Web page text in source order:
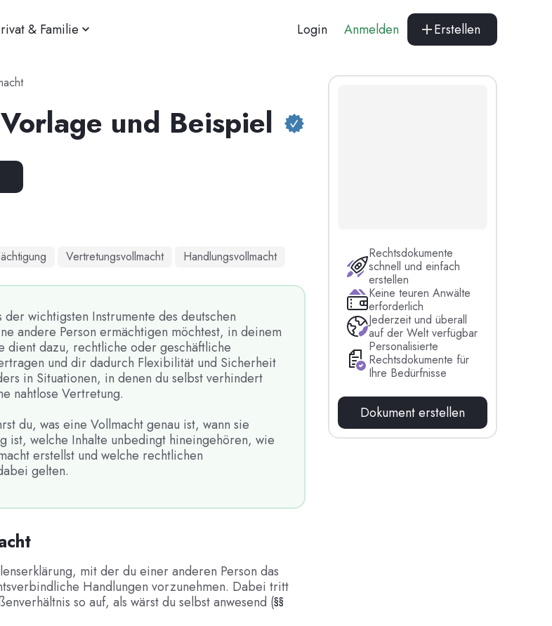
& Familie Login Anmelden Erstellen
und Beispiel
Vertretungsvollmacht Handlungsvollmacht
Rechtsdokumente
schnell und einfach
erstellen
Keine teuren Anwälte
erforderlich
Jederzeit und überall
auf der Welt verfügbar
Personalisierte
Rechtsdokumente für
Ihre Bedürfnisse
Dokument erstellen
wichtigsten Instrumente des deutschen
andere Person ermächtigen möchtest, in deinem
dient dazu, rechtliche oder geschäftliche
und dir dadurch Flexibilität und Sicherheit
in Situationen, in denen du selbst verhindert
nahtlose Vertretung.
du, was eine Vollmacht genau ist, wann sie
ist, welche Inhalte unbedingt hineingehören, wie
erstellst und welche rechtlichen
gelten.
mit der du einer anderen Person das
Handlungen vorzunehmen. Dabei tritt
so auf, als wärst du selbst anwesend (§§